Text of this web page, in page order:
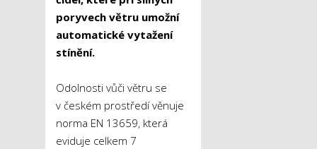
poryvech větru umožní
automatické vytažení
stínění.
Odolnosti vůči větru se
v českém prostředí věnuje
norma EN 13659, která
eviduje celkem 7